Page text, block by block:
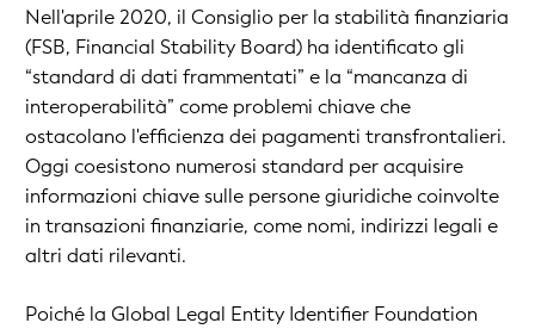
Nell'aprile 2020, il Consiglio per la stabilità finanziaria
(FSB, Financial Stability Board) ha identificato gli
“standard di dati frammentati” e la “mancanza di
interoperabilità” come problemi chiave che
ostacolano l'efficienza dei pagamenti transfrontalieri.
Oggi coesistono numerosi standard per acquisire
informazioni chiave sulle persone giuridiche coinvolte
in transazioni finanziarie, come nomi, indirizzi legali e
altri dati rilevanti.
Poiché la Global Legal Entity Identifier Foundation